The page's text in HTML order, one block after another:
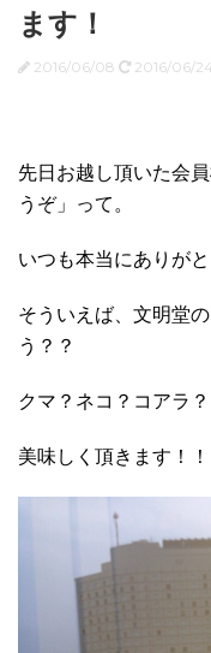
ます！
2016/06/08 2016/06/24
先日お越し頂いた会
うぞ」って。
いつも本当にありがと
そういえば、文明堂
う？？
クマ？ネコ？コアラ？
美味しく頂きます！！